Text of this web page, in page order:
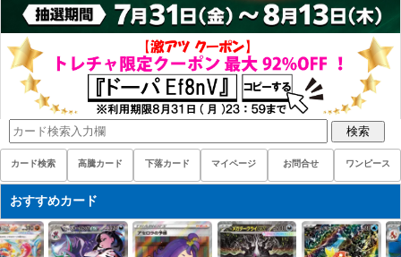
検索
カード検索 高騰カード 下落カード マイページ お問合せ ワンピース
おすすめカード